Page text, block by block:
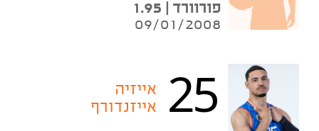
פורוורד | 1.95
09/01/2008
25
אייזיה
אייזנדורף